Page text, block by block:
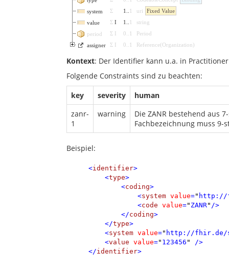
system
Σ 1 1 uri
Fixed Value
value
Σ I 1 1
string
period
Σ I 0 1
Period
assigner
Σ I 0 1 Reference( Organization)
Kontext: Der Identifier kann u.a. in
Folgende Constraints sind zu beachten:
key
severity
human
zanr-
1
warning
Die ZANR bestehend aus
Fachbezeichnung muss 9-
Beispiel:
<identifier>
<type>
<coding>
<system value=" http://
<code value=" ZANR" />
</coding>
</type>
<system value=" http://fhir.de/
<value value=" 123456 "
/>
</identifier>